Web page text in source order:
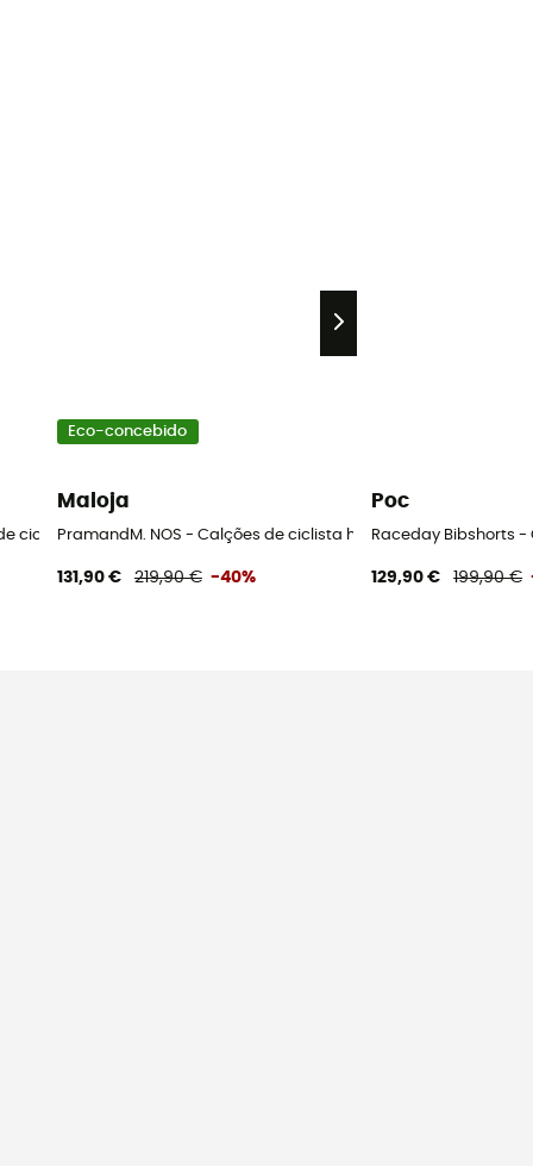
ciclista homem
Eco-concebido
Maloja
PramandM. NOS - Calções de ciclista homem
131,90 € 219,90 € -40%
Poc
Raceday Bibshorts
129,90 € 199,90 €